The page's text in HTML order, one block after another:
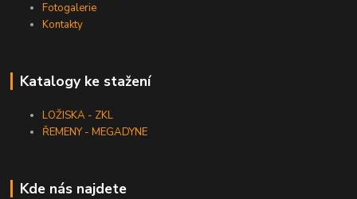
Fotogalerie
Kontakty
Katalogy ke stažení
LOŽISKA - ZKL
ŘEMENY - MEGADYNE
Kde nás najdete